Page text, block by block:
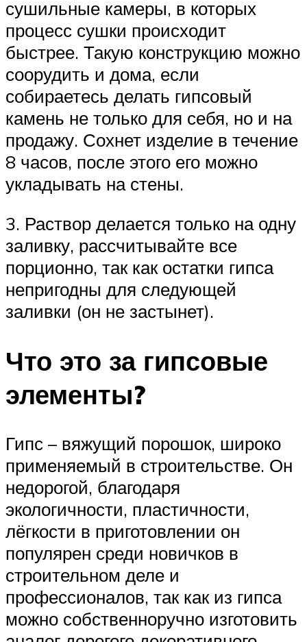
сушильные камеры, в которых
процесс сушки происходит
быстрее. Такую конструкцию можно
соорудить и дома, если
собираетесь делать гипсовый
камень не только для себя, но и на
продажу. Сохнет изделие в течение
8 часов, после этого его можно
укладывать на стены.
3. Раствор делается только на одну
заливку, рассчитывайте все
порционно, так как остатки гипса
непригодны для следующей
заливки (он не застынет).
Что это за гипсовые
элементы?
Гипс – вяжущий порошок, широко
применяемый в строительстве. Он
недорогой, благодаря
экологичности, пластичности,
лёгкости в приготовлении он
популярен среди новичков в
строительном деле и
профессионалов, так как из гипса
можно собственноручно изготовить